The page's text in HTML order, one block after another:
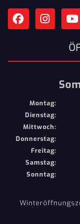
Montag:
Dienstag:
Mittwoch:
Donnerstag:
Freitag:
Samstag:
Sonntag: